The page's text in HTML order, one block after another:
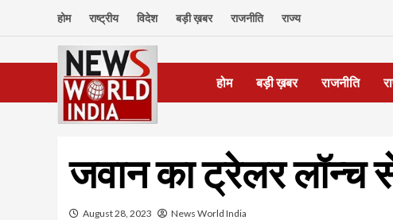
होम राष्ट्रीय विदेश बड़ी ख़बर राजनीति राज्य
होम बड़ी ख़बर राजनीति
जवान का ट्रेलर लॉन्‍च
August 28, 2023 News World India